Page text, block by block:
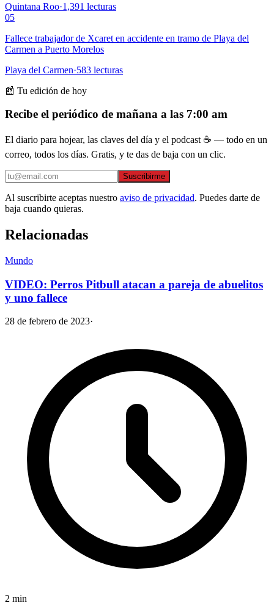
Quintana Roo·1,391 lecturas
05
Fallece trabajador de Xcaret en accidente en tramo de Playa del
Carmen a Puerto Morelos
Playa del Carmen·583 lecturas
📰 Tu edición de hoy
Recibe el periódico de mañana a las 7:00 am
El diario para hojear, las claves del día y el podcast ☕ — todo en un
correo, todos los días. Gratis, y te das de baja con un clic.
Suscribirme
Al suscribirte aceptas nuestro aviso de privacidad. Puedes darte de
baja cuando quieras.
Relacionadas
Mundo
VIDEO: Perros Pitbull atacan a pareja de abuelitos
y uno fallece
28 de febrero de 2023·
2 min